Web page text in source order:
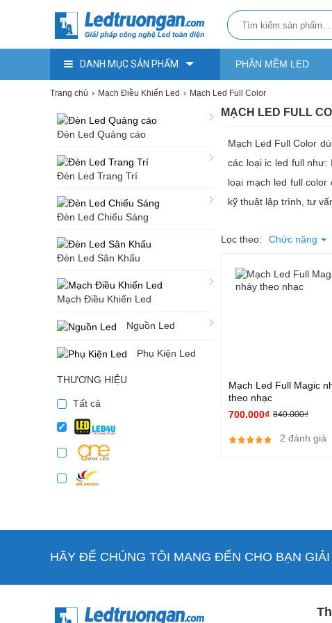
DANH MỤC SẢN PHẨM PHẦN MỀM LED
Trang chủ Mạch Điều Khiển Led Mạch Led Full Color
Đèn Led Quảng cáo
Đèn Led Trang Trí
Đèn Led Chiếu Sáng
Đèn Led Sân Khấu
Mạch Điều Khiển Led
Nguồn Led
Phụ Kiện Led
THƯƠNG HIỆU
Tất cả
MẠCH LED FULL
Mạch Led Full Color
các loại ic led full như:
loại mạch led full
kỹ thuật lập trình, tư
Lọc theo: Chức năng
Mạch Led Full Magic
theo nhạc
700.000₫ 840.000₫
2 đánh giá
HÃY ĐỂ CHÚNG TÔI MANG ĐẾN CHO BẠN